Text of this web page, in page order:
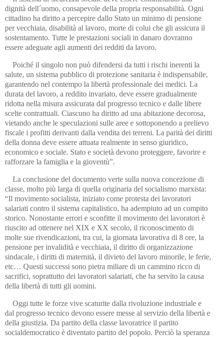
dignità dell´uomo, consapevole della propria responsabilità. Ogni
cittadino ha diritto a percepire dallo Stato un minimo di pensione
per vecchiaia, disabilità al lavoro, morte di colui che gli assicura il
sostentamento. Tutte le prestazioni sociali in danaro dovranno
essere adeguate agli aumenti dei redditi da lavoro.
Poiché il singolo non può difendersi da tutti i rischi inerenti la
salute, un sistema pubblico di protezione sanitaria è indispensabile,
garantendo nel contempo la libertà professionale dei medici. La
durata del lavoro, a reddito invariato, deve essere gradualmente
ridotta nella misura assicurata dal progresso tecnico e dalle libere
scelte contrattuali. Ciascuno ha diritto ad una abitazione decorosa,
vietando anche le speculazioni sulle aree e sottoponendo a prelievo
fiscale i profitti derivanti dalla vendita dei terreni. La parità dei diritti
della donna deve essere attuata realmente in senso giuridico,
economico e sociale. Stato e società devono proteggere, favorire e
rafforzare la famiglia e la gioventù”.
La conclusione del documento verte sulla nuova concezione di
classe, molto più larga di quella originaria del socialismo marxista:
“Il movimento socialista, iniziato come protesta dei lavoratori
salariati contro il sistema capitalistico, ha adempiuto ad un compito
storico. Nonostante errori e sconfitte il movimento dei lavoratori è
riuscito ad ottenere nel XIX e XX secolo, il riconoscimento di
molte sue rivendicazioni, tra cui, la giornata lavorativa di 8 ore, la
pensione per invalidità e vecchiaia, il diritto di organizzazione
sindacale, i diritti di maternità, il divieto del lavoro minorile, le ferie,
etc… Questi successi sono pietra miliare di un cammino ricco di
sacrifici, soprattutto dei lavoratori salariati, che ha servito la causa
della libertà di tutti gli uomini.
Oggi tutte le forze vive scaturite dalla rivoluzione industriale e
dal progresso tecnico devono essere messe al servizio della libertà e
della giustizia. Da partito della classe lavoratrice il partito
socialdemocratico è diventato partito del popolo. Perciò la speranza